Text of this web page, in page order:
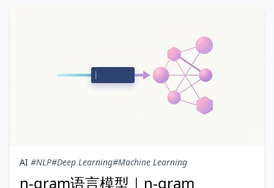
AI #NLP#Deep Learning#Machine Learning
n-gram语言模型｜n-gram